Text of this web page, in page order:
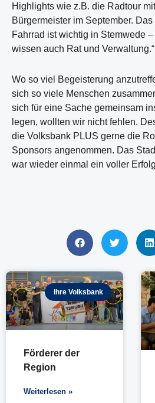
Highlights wie z.B. die Radtour
Bürgermeister im September. Das
Fahrrad ist wichtig in Stemwede
wissen auch Rat und Verwaltung.“
Wo so viel Begeisterung
sich so viele Menschen
sich für eine Sache gemeinsam
legen, wollten wir nicht fehlen.
die Volksbank PLUS gerne die
Sponsors angenommen. Das
war wieder einmal ein voller
Ihre Volksbank
Förderer der
Region
Weiterlesen »